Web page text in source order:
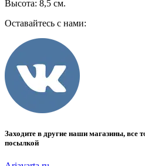
Высота: 8,5 см.
Оставайтесь с нами:
Заходите в другие наши магазины, все
посылкой